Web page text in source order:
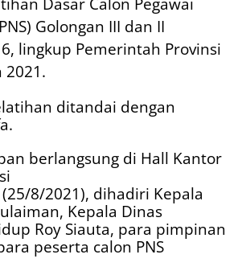
Golongan III dan II
lingkup Pemerintah Provinsi
2021.
ditandai dengan
berlangsung di Hall Kantor
8/2021), dihadiri Kepala
Kepala Dinas
Roy Siauta, para pimpinan
peserta calon PNS